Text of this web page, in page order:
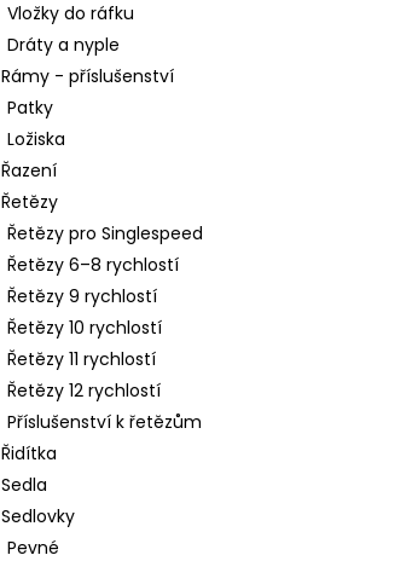
Vložky do ráfku
Dráty a nyple
Rámy - příslušenství
Patky
Ložiska
Řazení
Řetězy
Řetězy pro Singlespeed
Řetězy 6–8 rychlostí
Řetězy 9 rychlostí
Řetězy 10 rychlostí
Řetězy 11 rychlostí
Řetězy 12 rychlostí
Příslušenství k řetězům
Řidítka
Sedla
Sedlovky
Pevné